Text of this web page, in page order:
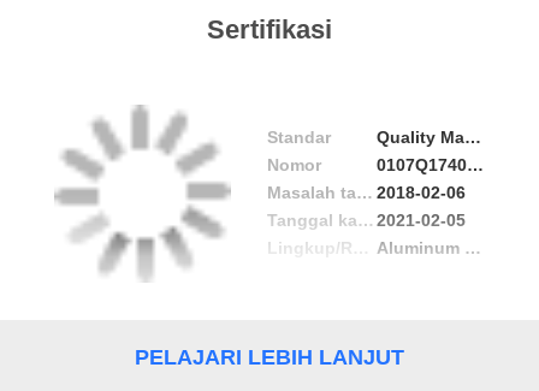
PENAWARAN
SITEMAP
KEBIJAKAN
PRIBADI
Sertifikasi
Standar
Quality Management Certification
Nomor
0107Q17407R2M/5102
Masalah tanggal 2018-02-06
Tanggal kadaluwarsa 2021-02-05
Aluminum Profiles
PELAJARI LEBIH LANJUT